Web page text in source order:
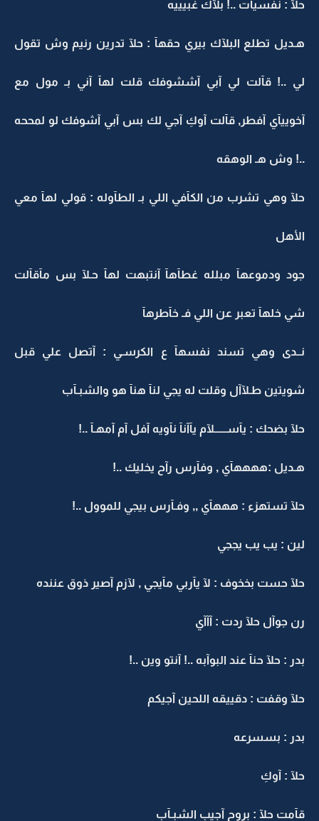
حلآ : نفسيآت ..! بلآك غبيييه
هـديل تطلع البلآك بيري حقهآ : حلآ تدرين رنيم وش تقول
لي ..! قآلت لي آبي آششوفك قلت لهآ آني بـ مول مع
آخوييآي آفطر, قآلت آوكِ آجي لك بس آبي آشوفك لو لمححه
..! وش هـ الوهقه
حلآ وهي تشرب من الكآفي اللي بـ الطآوله : قولي لهآ معي
الأهل
جود ودموعهآ مبلله غطآهآ آنتبهت لهآ حـلآ بس مآقآلت
شي خلهآ تعبر عن اللي فـ خآطرهآ
نــدى وهي تسند نفسهآ ع الكرسـي : آتصل علي قبل
شويتين طـلآآل وقلت له يجي لنآ هنآ هو والشبـآب
حلآ بضحك : يآســــــلآم يآآنآ نآويه آفل آم آمهـآ ..!
هـديل :ههههآي , وفآرس رآح يخليك ..!
حلآ تستهزء : هههآي ,, وفـآرس بيجي للموول ..!
لين : يب يب يججي
حلآ حست بخخوف : لآ يآربي مآيجي , لآزم آصير ذوق عننده
رن جوآل حلآ ردت : آآآي
بدر : حلآ حنآ عند البوآبه ..! آنتو وين ..!
حلآ وقفت : دقييقه اللحين آجيكم
بدر : بسسرعه
حلآ : آوكِ
قآمت حلآ : بروح آجيب الشبـآب